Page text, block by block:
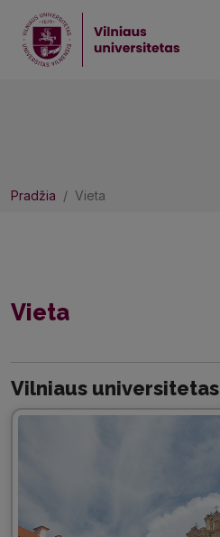
Pradžia Vieta
Vieta
Vilniaus universitetas